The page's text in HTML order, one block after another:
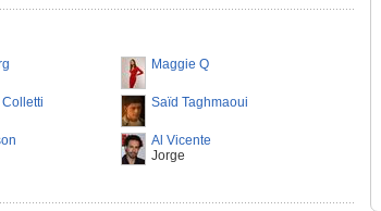
Maggie Q
Saïd Taghmaoui
Al Vicente
Jorge